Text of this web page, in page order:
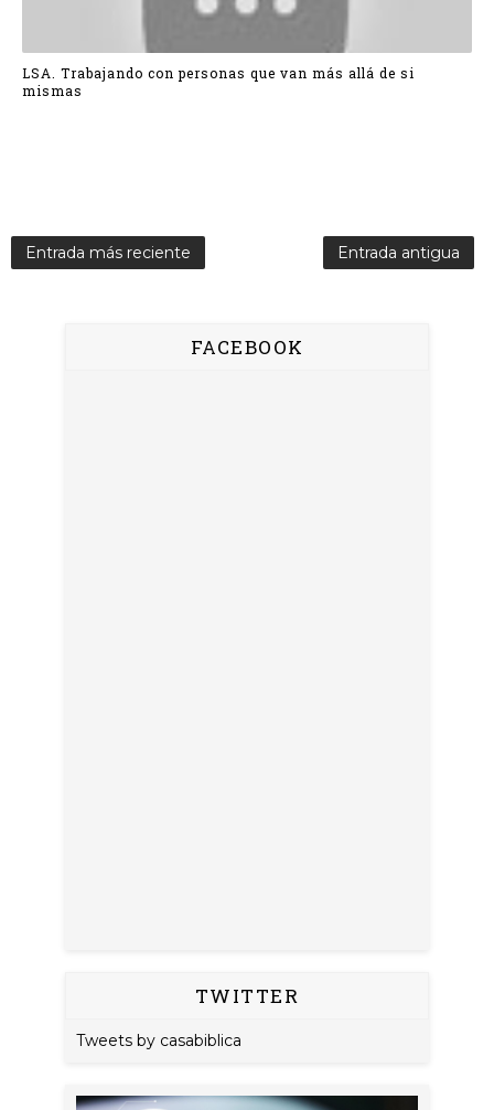
LSA. Trabajando con personas que van más allá de si
mismas
Entrada más reciente Entrada antigua
FACEBOOK
TWITTER
Tweets by casabiblica